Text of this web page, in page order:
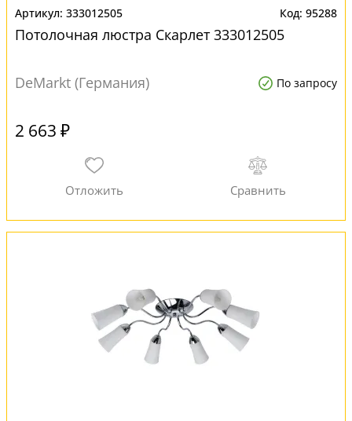
333012505 95288
Потолочная люстра Скарлет 333012505
DeMarkt (Германия) По запросу
2 663 ₽